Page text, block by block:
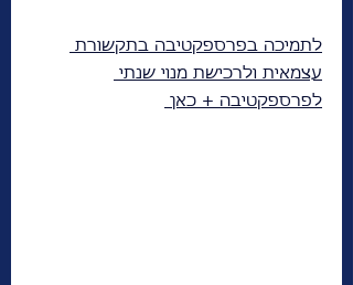
לתמיכה בפרספקטיבה בתקשורת
עצמאית ולרכישת מנוי שנתי
לפרספקטיבה + כאן